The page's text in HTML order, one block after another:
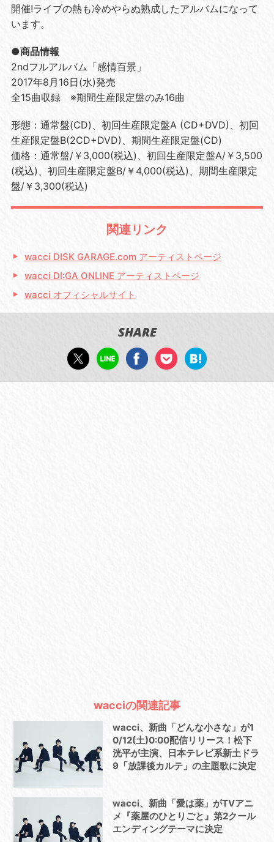
開催!ライブの熱も冷めやらぬ熟成したアルバムになって
います。
●商品情報
2ndフルアルバム「感情百景」
2017年8月16日(水)発売
全15曲収録 ※期間生産限定盤のみ16曲
形態：通常盤(CD)、初回生産限定盤A (CD+DVD)、初回
生産限定盤B(2CD+DVD)、期間生産限定盤(CD)
価格：通常盤/￥3,000(税込)、初回生産限定盤A/￥3,500
(税込)、初回生産限定盤B/￥4,000(税込)、期間生産限定
盤/￥3,300(税込)
関連リンク
wacci DISK GARAGE.com アーティストページ
wacci DI:GA ONLINE アーティストページ
wacci オフィシャルサイト
SHARE
wacciの関連記事
wacci、新曲「どんな小さな」が1
0/12(土)0:00配信リリース！松下
洸平が主演、日本テレビ系新土ドラ
9「放課後カルテ」の主題歌に決定
wacci、新曲「愛は薬」がTVアニ
メ『薬屋のひとりごと』第2クール
エンディングテーマに決定